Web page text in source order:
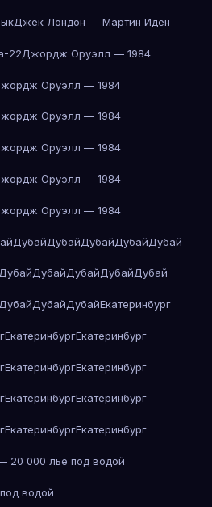
Джек Лондон — Мартин Иден
22Джордж Оруэлл — 1984
Оруэлл — 1984
Оруэлл — 1984
Оруэлл — 1984
Оруэлл — 1984
Оруэлл — 1984
ДубайДубайДубайДубайДубай
ДубайДубайДубайДубай
ДубайДубайДубайЕкатеринбург
ЕкатеринбургЕкатеринбург
ЕкатеринбургЕкатеринбург
ЕкатеринбургЕкатеринбург
ЕкатеринбургЕкатеринбург
20 000 лье под водой
водой